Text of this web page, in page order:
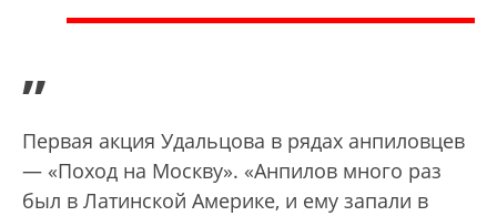
”
Первая акция Удальцова в рядах анпиловцев
— «Поход на Москву». «Анпилов много раз
был в Латинской Америке, и ему запали в